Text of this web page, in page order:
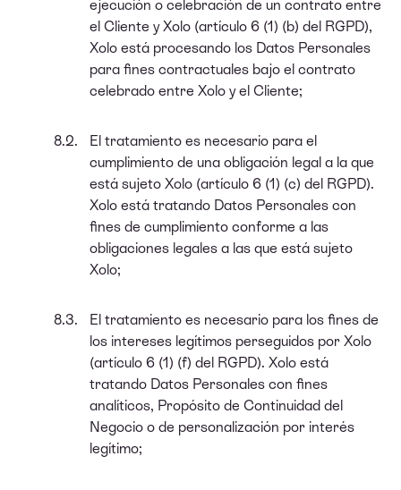
ejecución o celebración de un contrato entre
el Cliente y Xolo (artículo 6 (1) (b) del RGPD),
Xolo está procesando los Datos Personales
para fines contractuales bajo el contrato
celebrado entre Xolo y el Cliente;
El tratamiento es necesario para el
cumplimiento de una obligación legal a la que
está sujeto Xolo (artículo 6 (1) (c) del RGPD).
Xolo está tratando Datos Personales con
fines de cumplimiento conforme a las
obligaciones legales a las que está sujeto
Xolo;
El tratamiento es necesario para los fines de
los intereses legítimos perseguidos por Xolo
(artículo 6 (1) (f) del RGPD). Xolo está
tratando Datos Personales con fines
analíticos, Propósito de Continuidad del
Negocio o de personalización por interés
legítimo;